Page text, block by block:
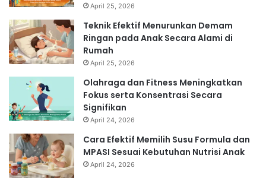
April 25, 2026
Teknik Efektif Menurunkan Demam
Ringan pada Anak Secara Alami di
Rumah
April 25, 2026
Olahraga dan Fitness Meningkatkan
Fokus serta Konsentrasi Secara
Signifikan
April 24, 2026
Cara Efektif Memilih Susu Formula dan
MPASI Sesuai Kebutuhan Nutrisi Anak
April 24, 2026